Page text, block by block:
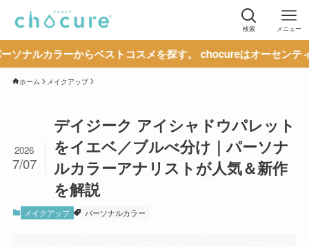
検索 メニュー
からベストコスメを探す。 chocureはオーセンティックな情報
ホーム メイクアップ
デイジーク アイシャドウパレット
をイエベ／ブルべ分け｜パーソナ
ルカラーアナリストが人気＆新作
を解説
2026
7/07
メイクアップ パーソナルカラー